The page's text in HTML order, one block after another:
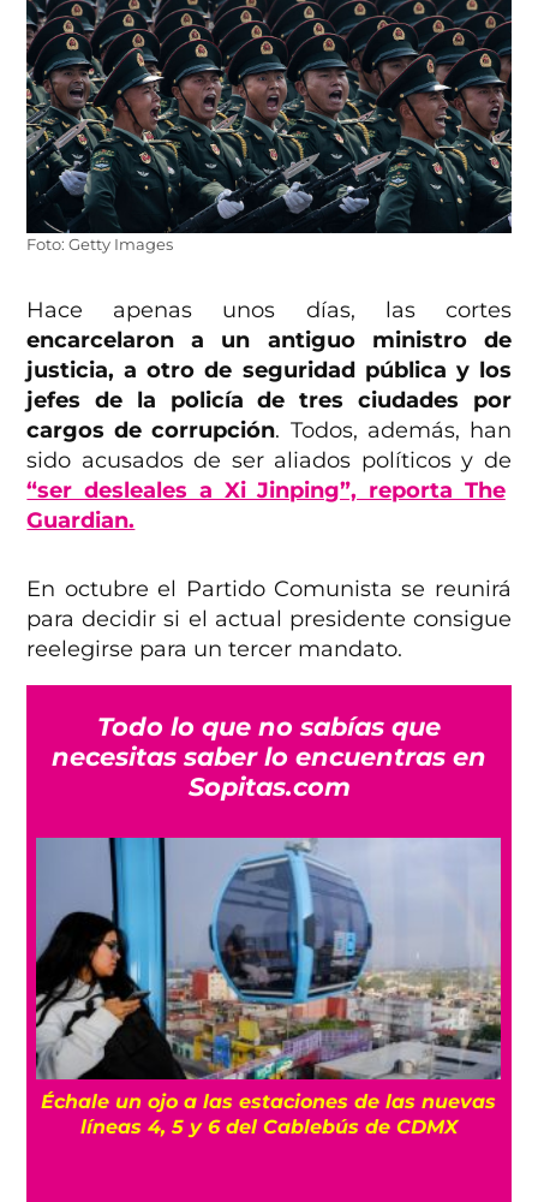
Foto: Getty Images
Hace apenas unos días, las cortes
encarcelaron a un antiguo ministro de
justicia, a otro de seguridad pública y los
jefes de la policía de tres ciudades por
cargos de corrupción. Todos, además, han
sido acusados de ser aliados políticos y de
“ser desleales a Xi Jinping”, reporta The
Guardian.
En octubre el Partido Comunista se reunirá
para decidir si el actual presidente consigue
reelegirse para un tercer mandato.
Todo lo que no sabías que
necesitas saber lo encuentras en
Sopitas.com
Échale un ojo a las estaciones de las nuevas
líneas 4, 5 y 6 del Cablebús de CDMX